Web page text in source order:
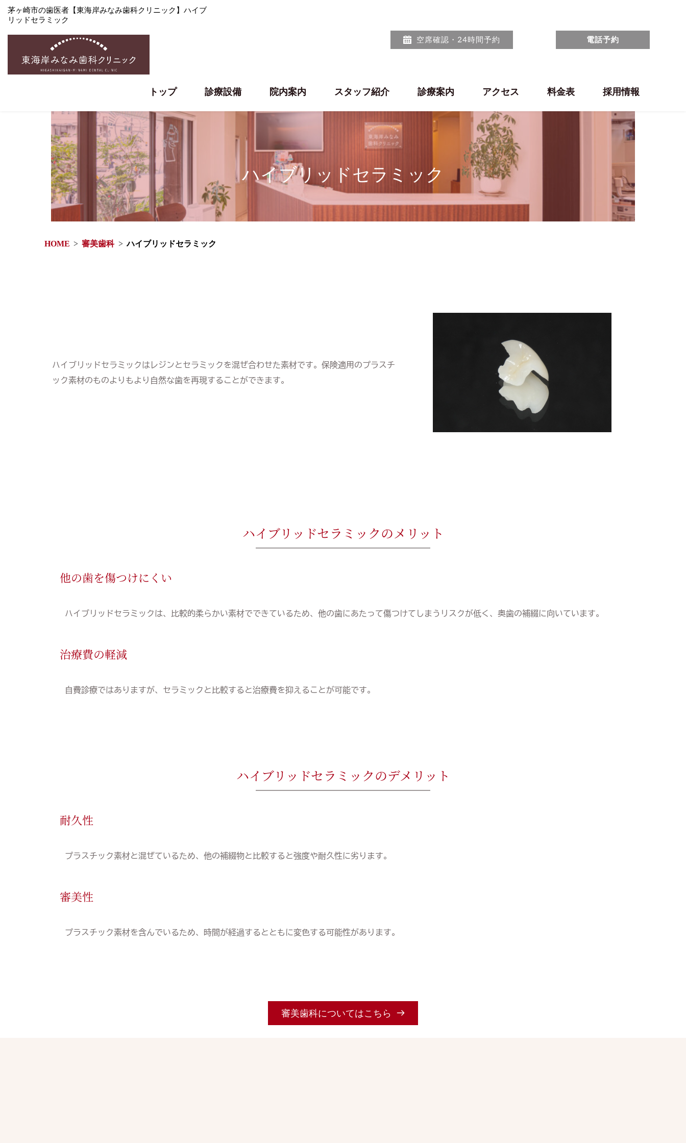
茅ヶ崎市の歯医者【東海岸みなみ歯科クリニック】ハイブ
リッドセラミック
空席確認・24時間予約 電話予約
トップ 診療設備 院内案内 スタッフ紹介 診療案内 アクセス 料金表 採用情報
ハイブリッドセラミック
HOME 審美歯科 ハイブリッドセラミック
ハイブリッドセラミックはレジンとセラミックを混ぜ合わせた素材です。保険適用のプラスチ
ック素材のものよりもより自然な歯を再現することができます。
ハイブリッドセラミックのメリット
他の歯を傷つけにくい
ハイブリッドセラミックは、比較的柔らかい素材でできているため、他の歯にあたって傷つけてしまうリスクが低く、奥歯の補綴に向いています。
治療費の軽減
自費診療ではありますが、セラミックと比較すると治療費を抑えることが可能です。
ハイブリッドセラミックのデメリット
耐久性
プラスチック素材と混ぜているため、他の補綴物と比較すると強度や耐久性に劣ります。
審美性
プラスチック素材を含んでいるため、時間が経過するとともに変色する可能性があります。
審美歯科についてはこちら